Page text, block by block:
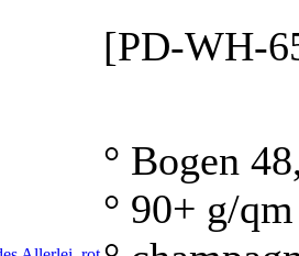
[PD-WH-
° Bogen
° 90+ g/qm